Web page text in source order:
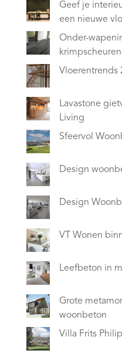
Geef je
een nieuwe
Onder-
krimpscheuren
Vloerentrends
Lavastone
Living
Sfeervol
Design
Design
VT Wonen
Leefbeton in
Grote
woonbeton
Villa Frits